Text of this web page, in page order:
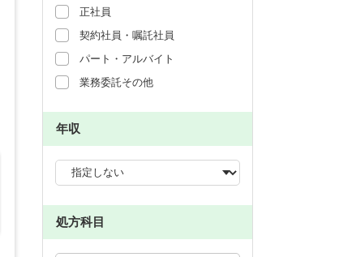
正社員
契約社員・嘱託社員
パート・アルバイト
業務委託その他
年収
処方科目